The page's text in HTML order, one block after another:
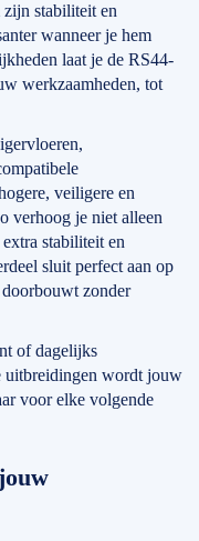
zijn stabiliteit en
wanneer je hem
laat je de RS44-
werkzaamheden, tot
veiligere en
verhoog je niet alleen
stabiliteit en
sluit perfect aan op
doorbouwt zonder
of dagelijks
uitbreidingen wordt jouw
voor elke volgende